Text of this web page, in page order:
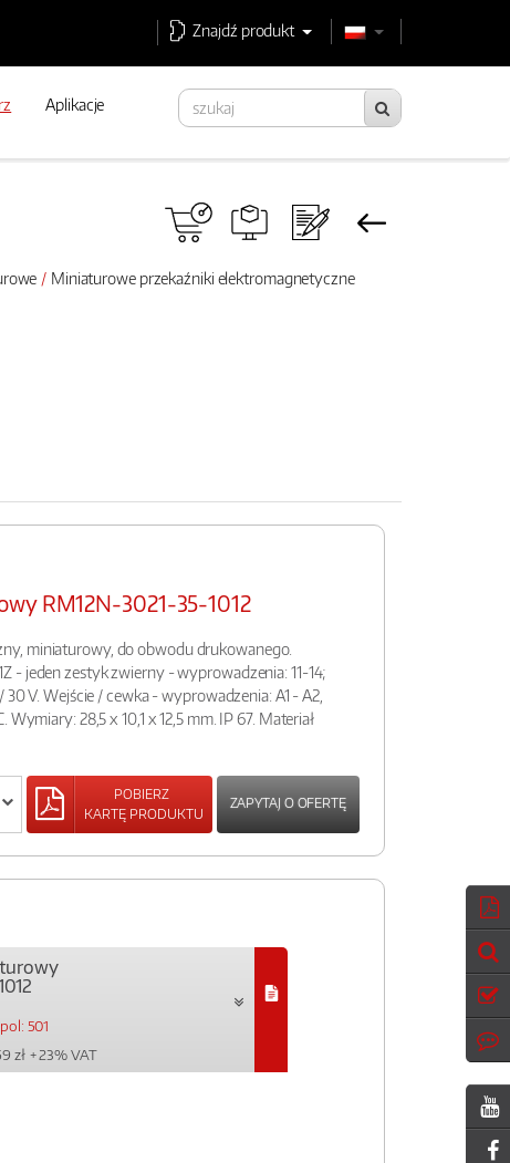
Znajdź produkt
Aplikacje
Miniaturowe przekaźniki elektromagnetyczne
RM12N-3021-35-1012
miniaturowy, do obwodu drukowanego.
- jeden zestyk zwierny - wyprowadzenia: 11-14;
30 V. Wejście / cewka - wyprowadzenia: A1 - A2,
Wymiary: 28,5 x 10,1 x 12,5 mm. IP 67. Materiał
POBIERZ
KARTĘ PRODUKTU
ZAPYTAJ O OFERTĘ
501
zł + 23% VAT